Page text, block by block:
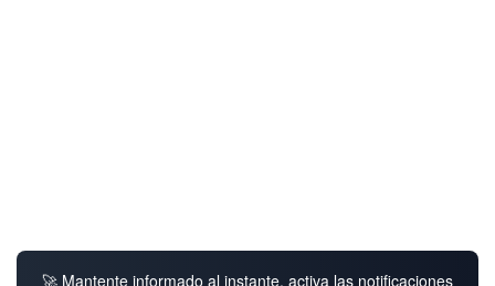
🚀 Mantente informado al instante, activa las notificaciones